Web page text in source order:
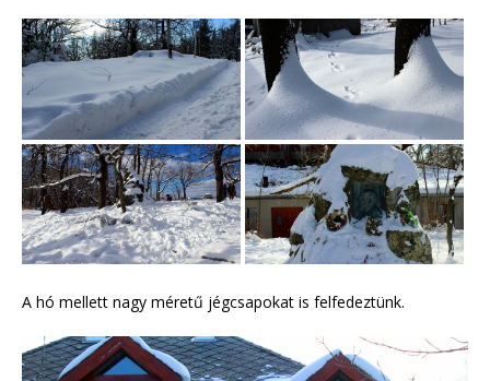
A hó mellett nagy méretű jégcsapokat is felfedeztünk.